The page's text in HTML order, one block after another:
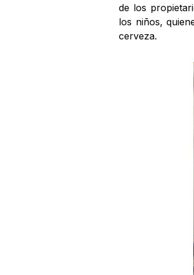
de los
los niños,
cerveza.